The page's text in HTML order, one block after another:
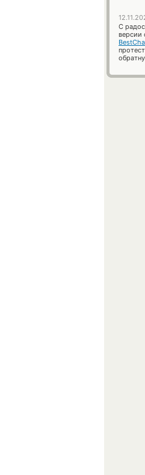
С
версии